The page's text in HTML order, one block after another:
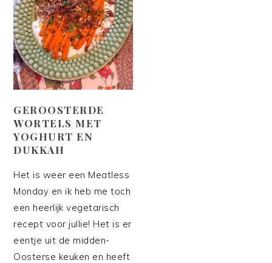
GEROOSTERDE
WORTELS MET
YOGHURT EN
DUKKAH
Het is weer een Meatless
Monday en ik heb me toch
een heerlijk vegetarisch
recept voor jullie! Het is er
eentje uit de midden-
Oosterse keuken en heeft